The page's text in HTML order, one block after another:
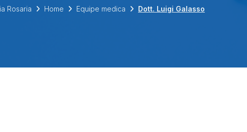
Rosaria Home Equipe medica Dott. Luigi Galasso